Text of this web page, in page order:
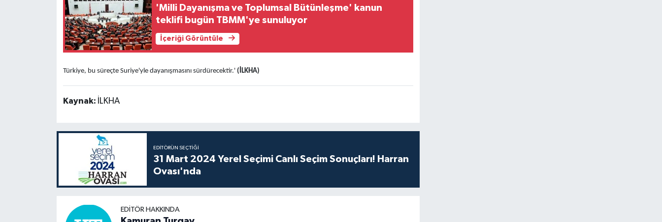
'Milli Dayanışma ve Toplumsal Bütünleşme' kanun
teklifi bugün TBMM'ye sunuluyor
İçeriği Görüntüle
Türkiye, bu süreçte Suriye'yle dayanışmasını sürdürecektir.' (İLKHA)
Kaynak: İLKHA
EDITÖRÜN SEÇTIĞI
31 Mart 2024 Yerel Seçimi Canlı Seçim Sonuçları! Harran
Ovası'nda
EDITÖR HAKKINDA